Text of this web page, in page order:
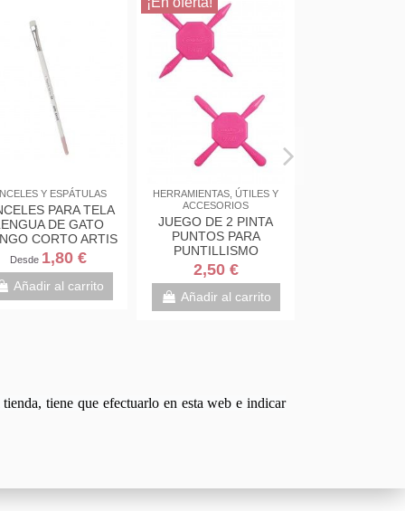
Y ESPÁTULAS
PARA TELA
DE GATO
CORTO ARTIS
TEXTILE S4
Desde 1,80 €
Añadir al carrito
HERRAMIENTAS, ÚTILES Y
ACCESORIOS
JUEGO DE 2 PINTA
PUNTOS PARA
PUNTILLISMO
CONDOR 555
2,50 €
Añadir al carrito
tiene que efectuarlo en esta web e indicar